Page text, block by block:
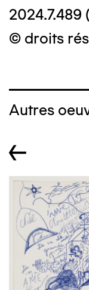
2024.7.489
© droits
Autres
←